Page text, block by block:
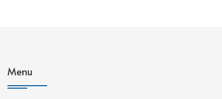
Menu